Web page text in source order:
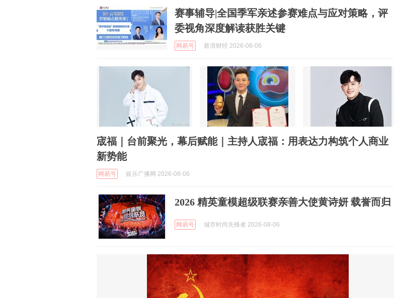
赛事辅导|全国季军亲述参赛难点与应对策略，评
委视角深度解读获胜关键
网易号 新浪财经 2026-08-06
宬福｜台前聚光，幕后赋能｜主持人宬福：用表达力构筑个人商业
新势能
网易号 娱乐广播网 2026-08-06
2026 精英童模超级联赛亲善大使黄诗妍 载誉而归
网易号 城市时尚先锋者 2026-08-06